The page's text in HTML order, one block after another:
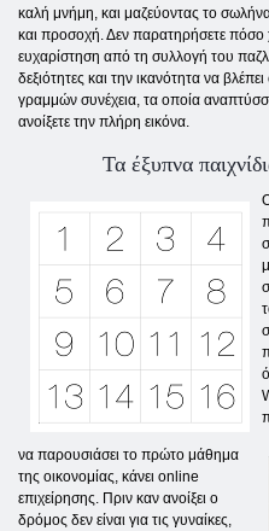
καλή μνήμη, και μαζεύοντας το
και προσοχή. Δεν παρατηρήσετε πόσο
ευχαρίστηση από τη συλλογή του
δεξιότητες και την ικανότητα να
γραμμών συνέχεια, τα οποία
ανοίξετε την πλήρη εικόνα.
Τα έξυπνα
να παρουσιάσει το πρώτο μάθημα
της οικονομίας, κάνει online
επιχείρησης. Πριν καν ανοίξει ο
δρόμος δεν είναι για τις γυναίκες,